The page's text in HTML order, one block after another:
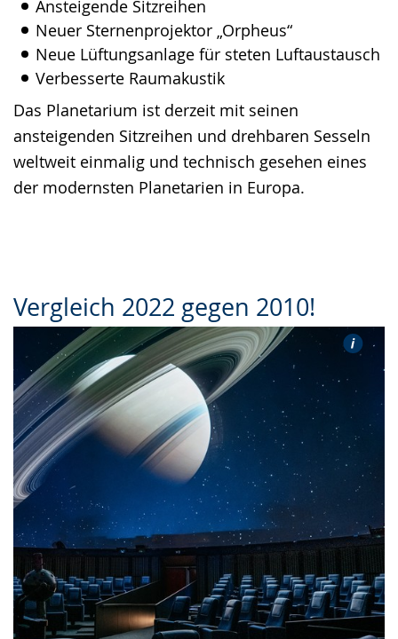
Ansteigende Sitzreihen
Neuer Sternenprojektor „Orpheus“
Neue Lüftungsanlage für steten Luftaustausch
Verbesserte Raumakustik
Das Planetarium ist derzeit mit seinen
ansteigenden Sitzreihen und drehbaren Sesseln
weltweit einmalig und technisch gesehen eines
der modernsten Planetarien in Europa.
Vergleich 2022 gegen 2010!